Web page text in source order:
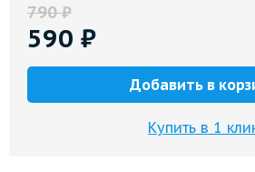
790₽
590 ₽
Добавить в
Купить в 1